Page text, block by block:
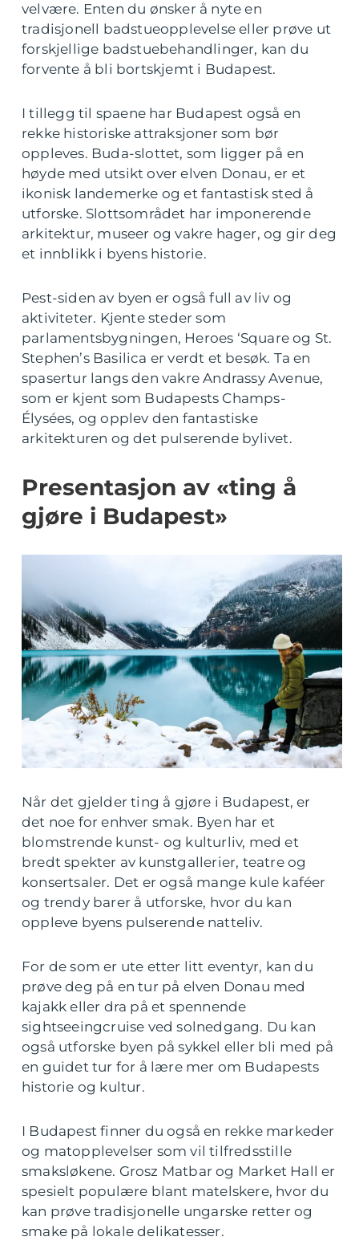
velvære. Enten du ønsker å nyte en
tradisjonell badstueopplevelse eller prøve ut
forskjellige badstuebehandlinger, kan du
forvente å bli bortskjemt i Budapest.
I tillegg til spaene har Budapest også en
rekke historiske attraksjoner som bør
oppleves. Buda-slottet, som ligger på en
høyde med utsikt over elven Donau, er et
ikonisk landemerke og et fantastisk sted å
utforske. Slottsområdet har imponerende
arkitektur, museer og vakre hager, og gir deg
et innblikk i byens historie.
Pest-siden av byen er også full av liv og
aktiviteter. Kjente steder som
parlamentsbygningen, Heroes ‘Square og St.
Stephen’s Basilica er verdt et besøk. Ta en
spasertur langs den vakre Andrassy Avenue,
som er kjent som Budapests Champs-
Élysées, og opplev den fantastiske
arkitekturen og det pulserende bylivet.
Presentasjon av «ting å
gjøre i Budapest»
Når det gjelder ting å gjøre i Budapest, er
det noe for enhver smak. Byen har et
blomstrende kunst- og kulturliv, med et
bredt spekter av kunstgallerier, teatre og
konsertsaler. Det er også mange kule kaféer
og trendy barer å utforske, hvor du kan
oppleve byens pulserende natteliv.
For de som er ute etter litt eventyr, kan du
prøve deg på en tur på elven Donau med
kajakk eller dra på et spennende
sightseeingcruise ved solnedgang. Du kan
også utforske byen på sykkel eller bli med på
en guidet tur for å lære mer om Budapests
historie og kultur.
I Budapest finner du også en rekke markeder
og matopplevelser som vil tilfredsstille
smaksløkene. Grosz Matbar og Market Hall er
spesielt populære blant matelskere, hvor du
kan prøve tradisjonelle ungarske retter og
smake på lokale delikatesser.